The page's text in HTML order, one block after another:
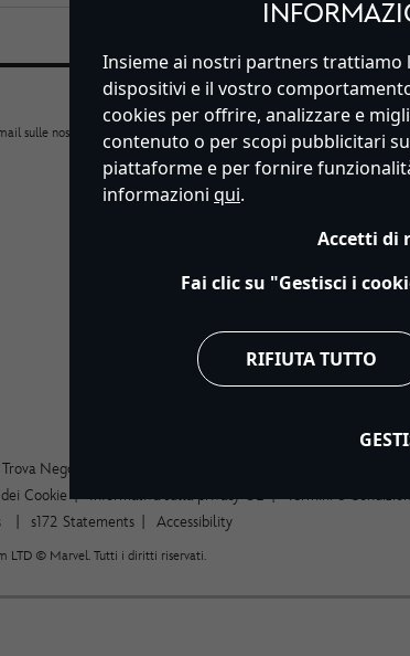
sulle nostre novità e offerte
Personaggi
Disney
Star Wars
Film
Trova Negozio
Cookie Informativa sulla privacy UE
Termini e
s172 Statements Accessibility
LTD © Marvel. Tutti i diritti riservati.
Insieme ai nostri partners trattiamo
dispositivi e il vostro
cookies per offrire, analizzare e
contenuto o per scopi pubblicitari
piattaforme e per fornire
informazioni qui.
Accetti di
Fai clic su "Gestisci i
RIFIUTA TUTTO